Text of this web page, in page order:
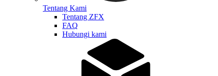
Tentang Kami
Tentang ZFX
FAQ
Hubungi kami